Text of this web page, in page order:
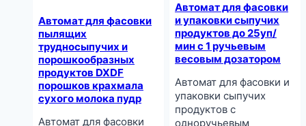
Автомат для фасовки
пылящих
трудносыпучих и
порошкообразных
продуктов DXDF
порошков крахмала
сухого молока пудр
Автомат для фасовки
Автомат для фасовки
и упаковки сыпучих
продуктов до 25уп/
мин с 1 ручьевым
весовым дозатором
Автомат для фасовки и
упаковки сыпучих
продуктов с
одноручьевым